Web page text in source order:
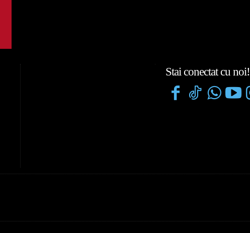
Stai conectat cu noi!